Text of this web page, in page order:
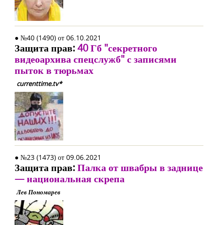
● №40 (1490) от 06.10.2021
Защита прав:40 Гб "секретного
видеоархива спецслужб" с записями
пыток в тюрьмах
currenttime.tv*
● №23 (1473) от 09.06.2021
Защита прав:Палка от швабры в заднице
— национальная скрепа
Лев Пономарев